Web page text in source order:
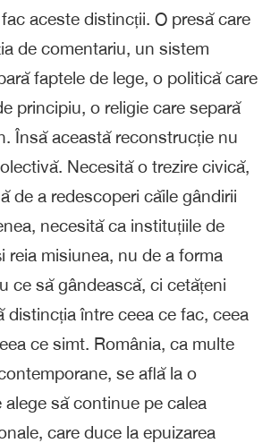
aceste distincții. O presă care
de comentariu, un sistem
faptele de lege, o politică care
principiu, o religie care separă
Însă această reconstrucție nu
Necesită o trezire civică,
de a redescoperi căile gândirii
necesită ca instituțiile de
reia misiunea, nu de a forma
ce să gândească, ci cetățeni
distincția între ceea ce fac, ceea
ce simt. România, ca multe
se află la o
alege să continue pe calea
care duce la epuizarea